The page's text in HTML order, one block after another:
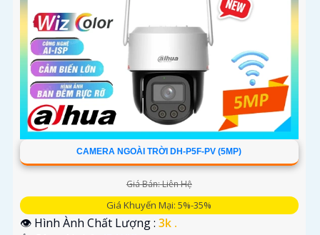
CAMERA NGOÀI TRỜI DH-P5F-PV (5MP)
Giá Bán: Liên Hệ
Giá Khuyến Mại: 5%-35%
👁 Hình Ành Chất Lượng : 3k .